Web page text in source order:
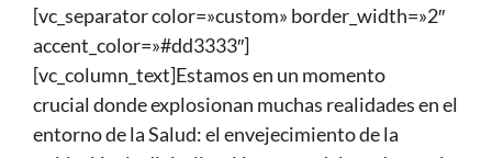
[vc_separator color=»custom» border_width=»2″
accent_color=»#dd3333″]
[vc_column_text]Estamos en un momento
crucial donde explosionan muchas realidades en el
entorno de la Salud: el envejecimiento de la